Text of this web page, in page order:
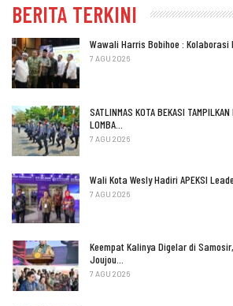
BERITA TERKINI
Wawali Harris Bobihoe :
7 AGU 2026
SATLINMAS KOTA BEKASI TAMPILKAN
LOMBA…
7 AGU 2026
Wali Kota Wesly Hadiri APEKSI
7 AGU 2026
Keempat Kalinya Digelar di
Joujou…
7 AGU 2026